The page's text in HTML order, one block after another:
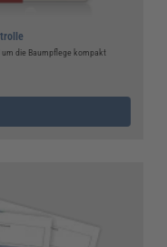
die Baumpflege kompakt